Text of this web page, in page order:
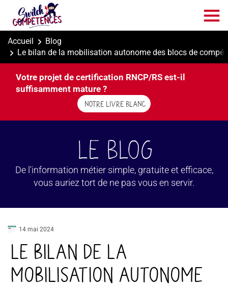
contenu
principal
Accueil
Blog
Le bilan de la mobilisation autonome des blocs de
Votre projet de certification RNCP/RS est-il
suffisamment mature ?
NOTRE LIVRE BLANC
Le BLOG
De l'information métier simple, gratuite et efficace,
vous auriez tort de ne pas vous en servir.
14 mai 2024
Le bilan de la
mobilisation autonome